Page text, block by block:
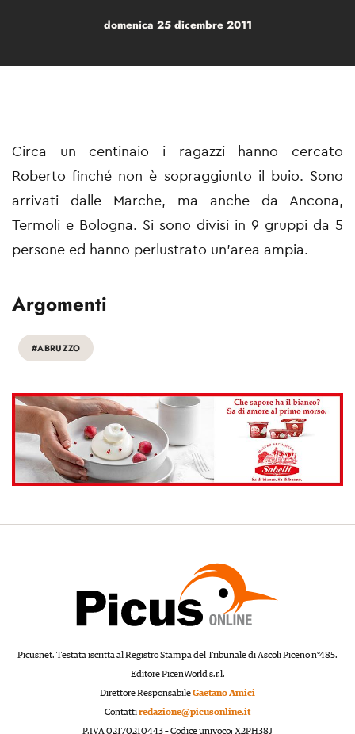
domenica 25 dicembre 2011
Circa un centinaio i ragazzi hanno cercato
Roberto finché non è sopraggiunto il buio. Sono
arrivati dalle Marche, ma anche da Ancona,
Termoli e Bologna. Si sono divisi in 9 gruppi da 5
persone ed hanno perlustrato un'area ampia.
Argomenti
#ABRUZZO
Picusnet. Testata iscritta al Registro Stampa del Tribunale di Ascoli Piceno n°485.
Editore PicenWorld s.r.l.
Direttore ResponsabileGaetano Amici
Contattiredazione@picusonline.it
P.IVA 02170210443 – Codice univoco: X2PH38J